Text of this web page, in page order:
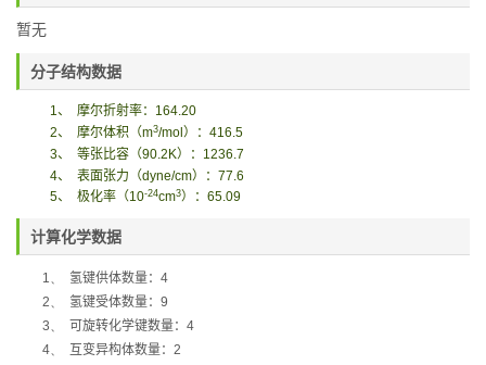
暂无
分子结构数据
1、 摩尔折射率： 164.20
2、 摩尔体积（m3/mol ） ： 416.5
3、 等张比容（90.2K）： 1236.7
4、 表面张力 （dyne/cm） ： 77.6
5、 极化率（10-24cm3） ： 65.09
计算化学数据
1、 氢键供体数量： 4
2、
氢键受体数量： 9
3、
可旋转化学键数量： 4
4、
互变异构体数量： 2